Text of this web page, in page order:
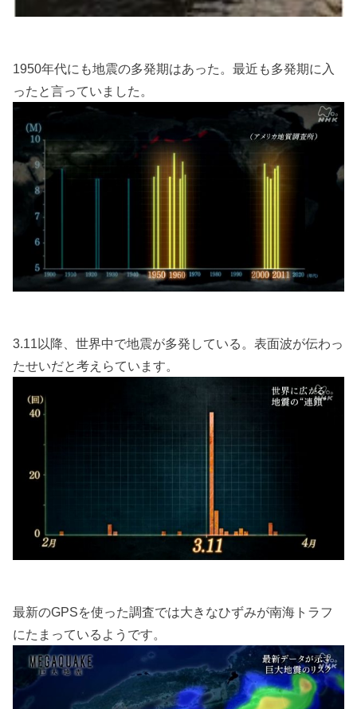
1950年代にも地震の多発期はあった。最近も多発期に入
ったと言っていました。
3.11以降、世界中で地震が多発している。表面波が伝わっ
たせいだと考えらています。
最新のGPSを使った調査では大きなひずみが南海トラフ
にたまっているようです。